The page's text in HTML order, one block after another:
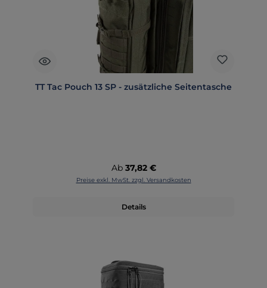
TT Tac Pouch 13 SP - zusätzliche Seitentasche
Regulärer Preis:
Ab 37,82 €
Preise exkl. MwSt. zzgl. Versandkosten
Details